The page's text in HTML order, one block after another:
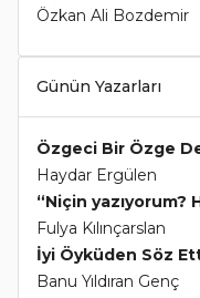
Özkan Ali Bozdemir
Günün Yazarları
Özgeci Bir Özge
Haydar Ergülen
“Niçin yazıyorum?
Fulya Kılınçarslan
İyi Öyküden Söz
Banu Yıldıran Genç